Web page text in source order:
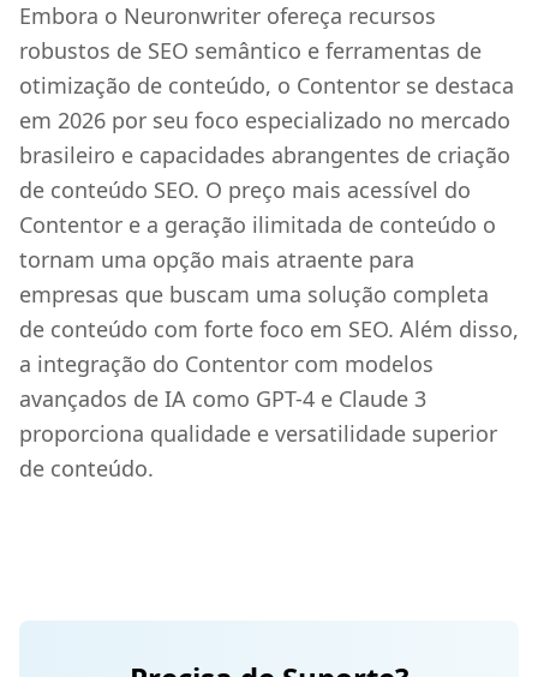
Embora o Neuronwriter ofereça recursos
robustos de SEO semântico e ferramentas de
otimização de conteúdo, o Contentor se destaca
em 2026 por seu foco especializado no mercado
brasileiro e capacidades abrangentes de criação
de conteúdo SEO. O preço mais acessível do
Contentor e a geração ilimitada de conteúdo o
tornam uma opção mais atraente para
empresas que buscam uma solução completa
de conteúdo com forte foco em SEO. Além disso,
a integração do Contentor com modelos
avançados de IA como GPT-4 e Claude 3
proporciona qualidade e versatilidade superior
de conteúdo.